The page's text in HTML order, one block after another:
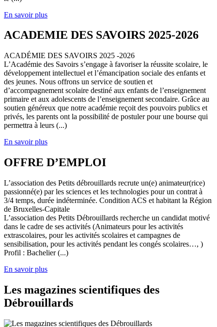
En savoir plus
ACADEMIE DES SAVOIRS 2025-2026
ACADÉMIE DES SAVOIRS 2025 -2026
L’Académie des Savoirs s’engage à favoriser la réussite scolaire, le
développement intellectuel et l’émancipation sociale des enfants et
des jeunes. Nous offrons un service de soutien et
d’accompagnement scolaire destiné aux enfants de l’enseignement
primaire et aux adolescents de l’enseignement secondaire. Grâce au
soutien généreux que notre académie reçoit des pouvoirs publics et
privés, les parents ont la possibilité de postuler pour une bourse qui
permettra à leurs (...)
En savoir plus
OFFRE D’EMPLOI
L’association des Petits débrouillards recrute un(e) animateur(rice)
passionné(e) par les sciences et les technologies pour un contrat à
3/4 temps, durée indéterminée. Condition ACS et habitant la Région
de Bruxelles-Capitale
L’association des Petits Débrouillards recherche un candidat motivé
dans le cadre de ses activités (Animateurs pour les activités
extrascolaires, pour les activités scolaires et campagnes de
sensibilisation, pour les activités pendant les congés scolaires…, )
Profil : Bachelier (...)
En savoir plus
Les magazines scientifiques des
Débrouillards